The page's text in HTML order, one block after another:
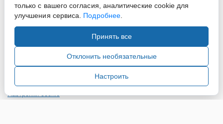
информации и материалов сайта, ссылка на источник
обязательна.
Настройки cookie
только с вашего согласия, аналитические cookie для
улучшения сервиса. Подробнее.
Принять все
Отклонить необязательные
Настроить